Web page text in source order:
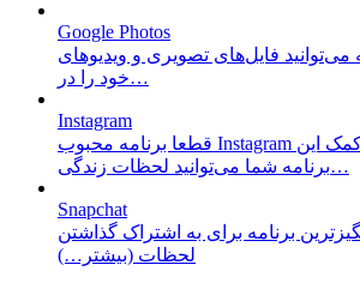
Google Photos
می‌توانید فایل‌های تصویری و ویدیو‌های
خود را در…
Instagram
قطعا برنامه محبوب Instagram را می‌شناسید. به کمک این
برنامه شما می‌توانید لحظات زندگی…
Snapchat
برنامه برای به اشتراک گذاشتن
لحظات (بیشتر…)